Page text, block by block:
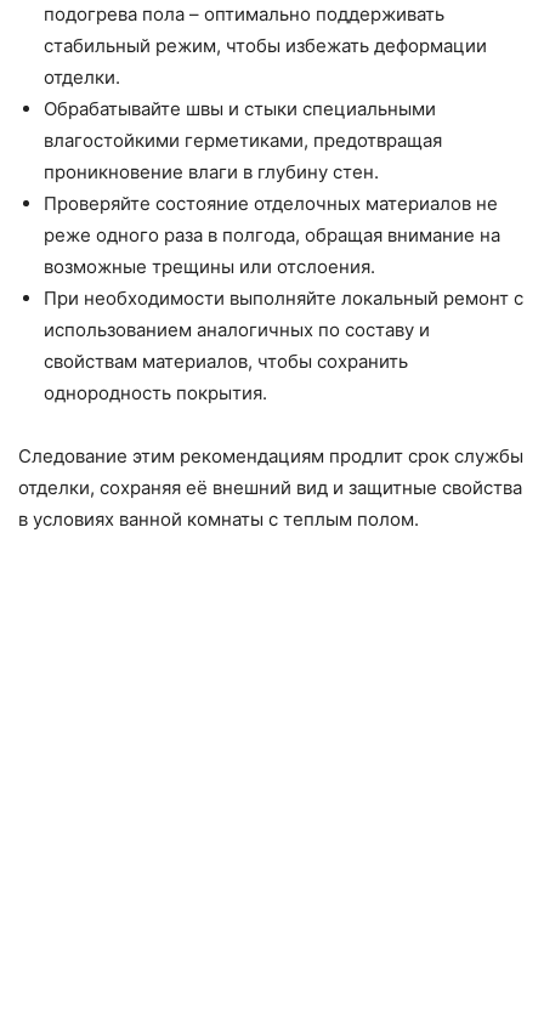
подогрева пола – оптимально поддерживать
стабильный режим, чтобы избежать деформации
отделки.
Обрабатывайте швы и стыки специальными
влагостойкими герметиками, предотвращая
проникновение влаги в глубину стен.
Проверяйте состояние отделочных материалов не
реже одного раза в полгода, обращая внимание на
возможные трещины или отслоения.
При необходимости выполняйте локальный ремонт с
использованием аналогичных по составу и
свойствам материалов, чтобы сохранить
однородность покрытия.
Следование этим рекомендациям продлит срок службы
отделки, сохраняя её внешний вид и защитные свойства
в условиях ванной комнаты с теплым полом.